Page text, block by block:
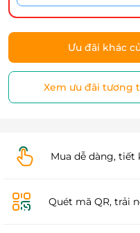
Ưu đãi khác
Xem ưu đãi tương
Mua dễ dàng, tiết
Quét mã QR, trải